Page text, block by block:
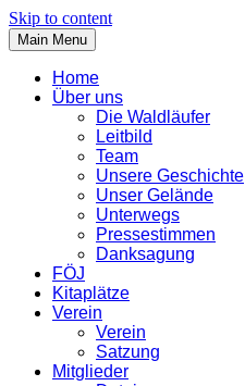
Skip to content
Main Menu
Home
Über uns
Die Waldläufer
Leitbild
Team
Unsere Geschichte
Unser Gelände
Unterwegs
Pressestimmen
Danksagung
FÖJ
Kitaplätze
Verein
Verein
Satzung
Mitglieder